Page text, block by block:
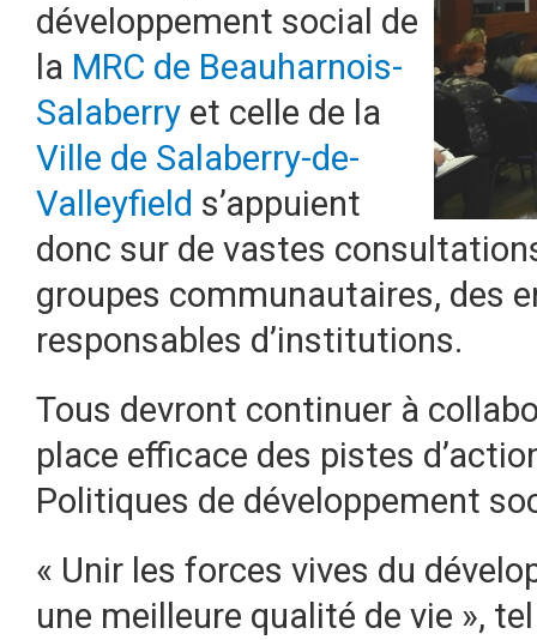
développement social de
la MRC de Beauharnois-
Salaberry et celle de la
Ville de Salaberry-de-
Valleyfield s’appuient
donc sur de vastes
groupes communautaires, des
responsables d’institutions.
Tous devront continuer à
place efficace des pistes
Politiques de développement
« Unir les forces vives du
une meilleure qualité de vie »,